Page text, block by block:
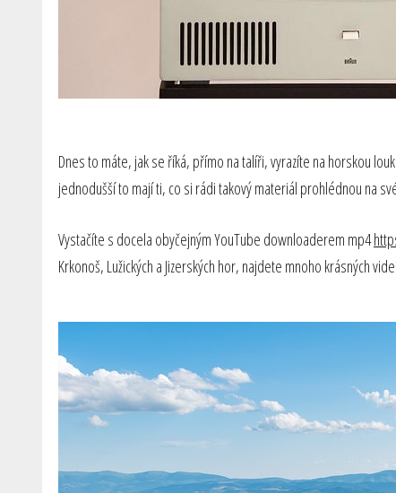
Dnes to máte, jak se říká, přímo na talíři, vyrazíte na horskou
jednodušší to mají ti, co si rádi takový materiál prohlédnou na
Vystačíte s docela obyčejným YouTube downloaderem mp4
Krkonoš, Lužických a Jizerských hor, najdete mnoho krásných